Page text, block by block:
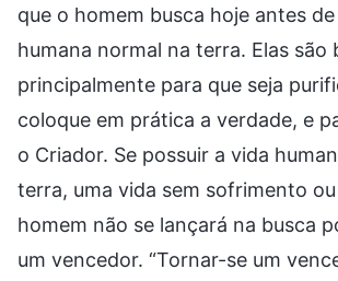
que o homem busca hoje antes
humana normal na terra. Elas são
principalmente para que seja
coloque em prática a verdade, e
o Criador. Se possuir a vida
terra, uma vida sem sofrimento
homem não se lançará na busca
um vencedor. “Tornar-se um